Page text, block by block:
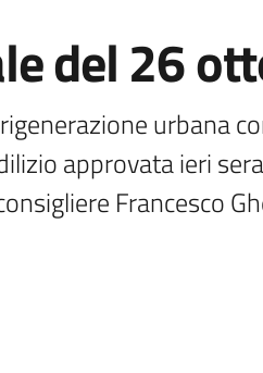
del 26
urbana
approvata ieri
Francesco